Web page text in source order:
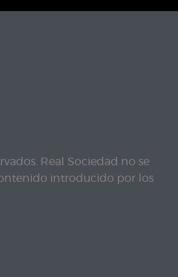
Real Sociedad no se
introducido por los